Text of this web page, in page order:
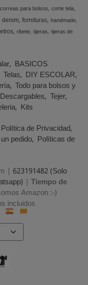
correas para bolsos corte tela
denim fornituras handmade
ribete tijeras tijeras de
BASICOS
Telas DIY ESCOLAR
Todo para bolsos y
Tejer
Kits
Política de Privacidad
pedido Políticas de
| 623191482 (Solo
| Tiempo de
Amazon :-)
incluidos